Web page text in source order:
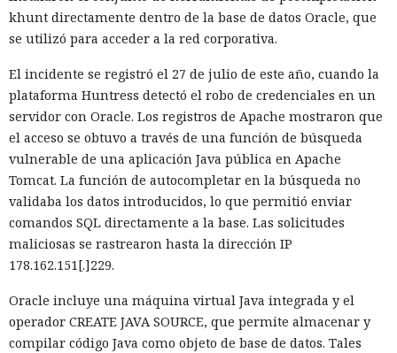
La contribución principal a la economía de memoria la
aporta el empaquetador integrado Turbopack, que desde
En la nueva versión están activados por defecto el caché en
disco y el desplazamiento de datos no utilizados a disco. Una
instancia con 50 rutas (páginas separadas) ahora consume
alrededor de 840 megabytes en lugar de los anteriores 4,6
gigabytes — un ahorro de aproximadamente el 82%.
El caché en disco, probado ya en la versión 16.1, lee el caché
guardado antes de la compilación y recompila solo los
fragmentos de código que han cambiado. Según pruebas de
Vercel, una compilación de un proyecto que antes tardaba
aceleración de 2,3 veces. El desplazamiento de memoria,
activado por defecto en modo de desarrollo, mueve los datos
no solicitados al disco cuando se aproxima al umbral de
khunt directamente dentro de la base de datos Oracle, que
se utilizó para acceder a la red corporativa.
El incidente se registró el 27 de julio de este año, cuando la
plataforma Huntress detectó el robo de credenciales en un
servidor con Oracle. Los registros de Apache mostraron que
el acceso se obtuvo a través de una función de búsqueda
vulnerable de una aplicación Java pública en Apache
Tomcat. La función de autocompletar en la búsqueda no
validaba los datos introducidos, lo que permitió enviar
comandos SQL directamente a la base. Las solicitudes
maliciosas se rastrearon hasta la dirección IP
178.162.151[.]229.
Oracle incluye una máquina virtual Java integrada y el
operador CREATE JAVA SOURCE, que permite almacenar y
compilar código Java como objeto de base de datos. Tales